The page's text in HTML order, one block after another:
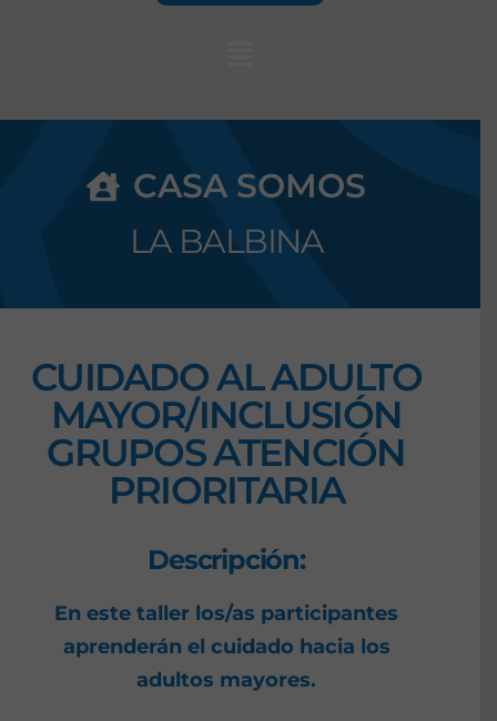
CASA SOMOS
LA BALBINA
CUIDADO AL ADULTO
MAYOR/INCLUSIÓN
GRUPOS ATENCIÓN
PRIORITARIA
Descripción:
En este taller los/as participantes
aprenderán el cuidado hacia los
adultos mayores.